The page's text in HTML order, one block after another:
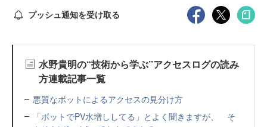
プッシュ通知を受け取る
水野貴明の“技術から学ぶ”アクセスログの読み
方連載記事一覧
悪質なボットによるアクセスの見分け方
「ボットでPV水増ししてる」とよく聞きますが、 そ